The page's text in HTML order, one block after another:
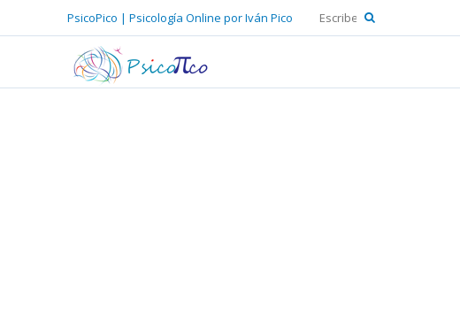
PsicoPico | Psicología Online por Iván Pico